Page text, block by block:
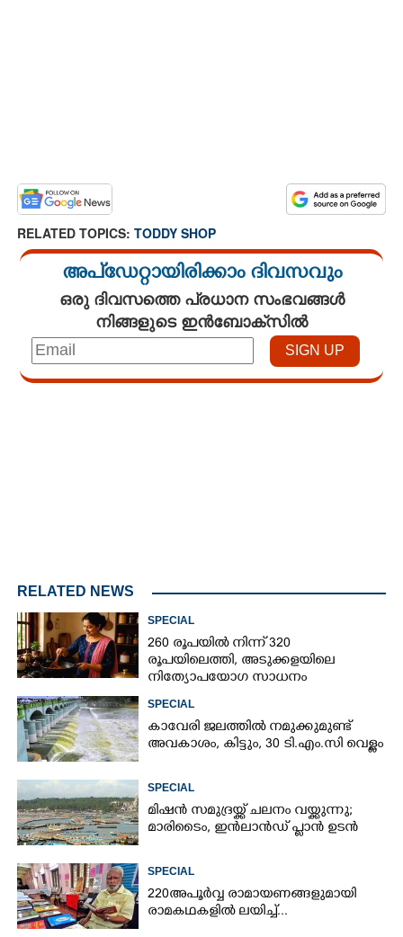
RELATED TOPICS: TODDY SHOP
അപ്ഡേറ്റായിരിക്കാം ദിവസവും
ഒരു ദിവസത്തെ പ്രധാന സംഭവങ്ങൾ
നിങ്ങളുടെ ഇൻബോക്സിൽ
RELATED NEWS
SPECIAL
260 രൂപയിൽ നിന്ന് 320
രൂപയിലെത്തി, അടുക്കളയിലെ
നിത്യോപയോഗ സാധനം
SPECIAL
കാവേരി ജലത്തിൽ നമുക്കുമുണ്ട്
അവകാശം, കിട്ടും, 30 ടി.എം.സി വെള്ളം
SPECIAL
മിഷൻ സമുദ്ര‌യ്ക്ക് ചലനം വയ്ക്കുന്നു;
മാരിടൈം, ഇൻലാൻഡ് പ്ലാൻ ഉടൻ
SPECIAL
220 അപൂർവ്വ രാമായണങ്ങളുമായി
രാമകഥകളിൽ ലയിച്ച്...